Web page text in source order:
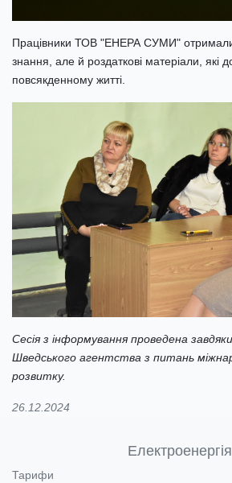
Працівники ТОВ "ЕНЕРА СУМИ"
знання, але й роздаткові матеріали, які
повсякденному житті.
Сесія з інформування проведена
Шведського агентства з питань
розвитку.
26.12.2024
Електроенергія
Тарифи